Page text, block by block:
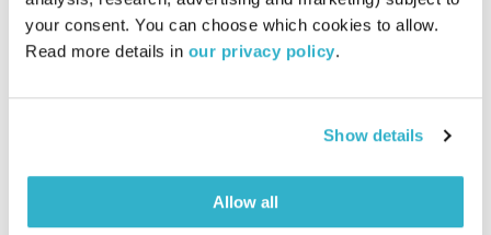
your consent. You can choose which cookies to allow.
Read more details in our privacy policy.
Show details
Allow all
15.06.22
00:58:49
אודיו